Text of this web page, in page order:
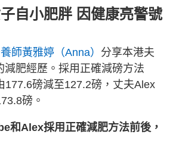
自小肥胖 因健康亮警號
師黃雅婷（Anna） 分享本港夫
減肥經歷。採用正確減磅方法
177.6磅減至127.2磅，丈夫Alex
磅。
和Alex採用正確減肥方法前後，